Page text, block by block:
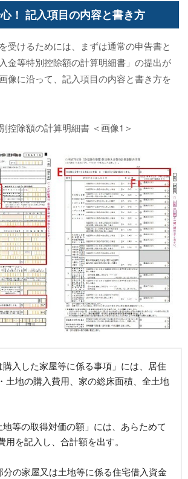
！ 記入項目の内容と書き方
受けるためには、まずは通常の申告書と
金等特別控除額の計算明細書」の提出が
像に沿って、記入項目の内容と書き方を
控除額の計算明細書 ＜画像1＞
購入した家屋等に係る事項」には、居住
土地の購入費用、家の総床面積、全土地
地等の取得対価の額」には、あらためて
を記入し、合計額を出す。
分の家屋又は土地等に係る住宅借入資金